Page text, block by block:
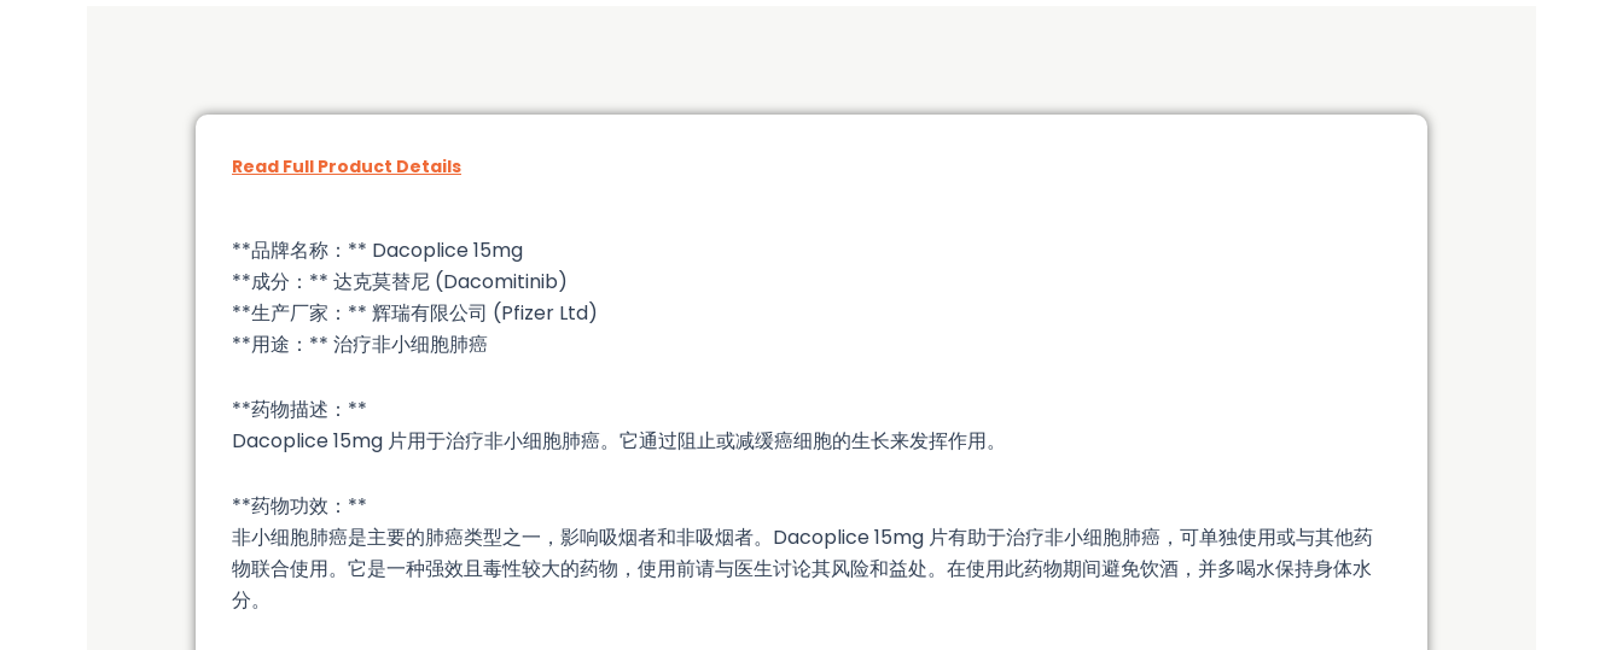
Read Full Product Details
**品牌名称：** Dacoplice 15mg
**成分：** 达克莫替尼 (Dacomitinib)
**生产厂家：** 辉瑞有限公司 (Pfizer Ltd)
**用途：** 治疗非小细胞肺癌
**药物描述：**
Dacoplice 15mg 片用于治疗非小细胞肺癌。它通过阻止或减缓癌细胞的生长来发挥作用。
**药物功效：**
非小细胞肺癌是主要的肺癌类型之一，影响吸烟者和非吸烟者。Dacoplice 15mg 片有助于治疗非小细胞肺癌，可单独使用或与其他药
物联合使用。它是一种强效且毒性较大的药物，使用前请与医生讨论其风险和益处。在使用此药物期间避免饮酒，并多喝水保持身体水
分。